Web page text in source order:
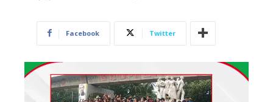
Facebook Twitter